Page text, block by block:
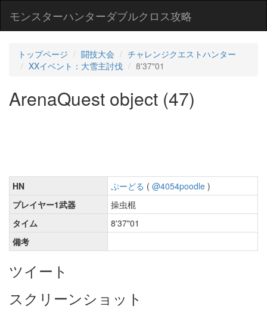
モンスターハンターダブルクロス攻略
トップページ 闘技大会
チャレンジクエストハンター
XXイベント：大雪主討伐
8'37"01
ArenaQuest object (47)
HN ぷーどる ( @4054poodle )
プレイヤー1武器
操虫棍
タイム
8'37"01
備考
ツイート
スクリーンショット